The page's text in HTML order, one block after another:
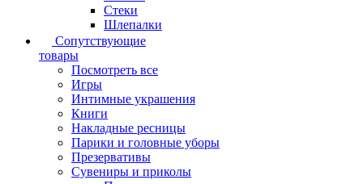
Стеки
Шлепалки
Сопутствующие
товары
Посмотреть все
Игры
Интимные украшения
Книги
Накладные ресницы
Парики и головные уборы
Презервативы
Сувениры и приколы